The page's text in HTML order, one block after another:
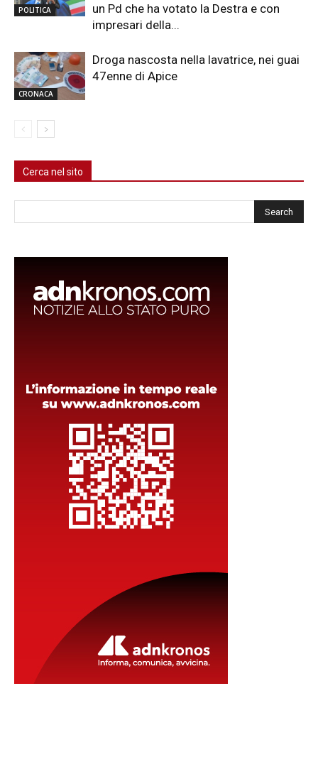
POLITICA
un Pd che ha votato la Destra e con
impresari della...
CRONACA
Droga nascosta nella lavatrice, nei guai
47enne di Apice
Cerca nel sito